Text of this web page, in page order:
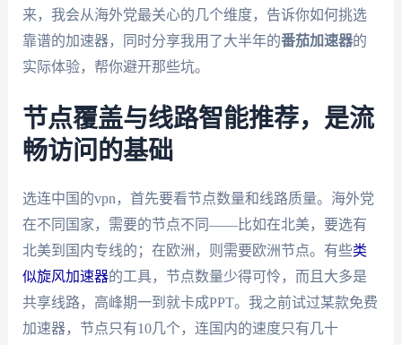
来，我会从海外党最关心的几个维度，告诉你如何挑选
靠谱的加速器，同时分享我用了大半年的番茄加速器的
实际体验，帮你避开那些坑。
节点覆盖与线路智能推荐，是流
畅访问的基础
选连中国的vpn，首先要看节点数量和线路质量。海外党
在不同国家，需要的节点不同——比如在北美，要选有
北美到国内专线的；在欧洲，则需要欧洲节点。有些类
似旋风加速器的工具，节点数量少得可怜，而且大多是
共享线路，高峰期一到就卡成PPT。我之前试过某款免费
加速器，节点只有10几个，连国内的速度只有几十